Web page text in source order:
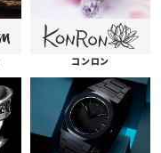
コンロン